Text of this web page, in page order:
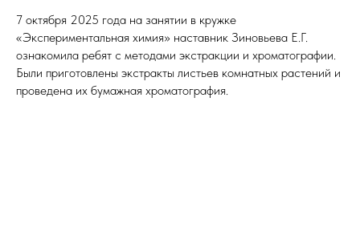
7 октября 2025 года на занятии в кружке
«Экспериментальная химия» наставник Зиновьева Е.Г.
ознакомила ребят с методами экстракции и хроматографии.
Были приготовлены экстракты листьев комнатных растений и
проведена их бумажная хроматография.